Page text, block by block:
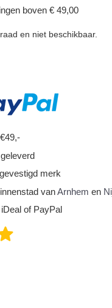
boven € 49,00
en niet beschikbaar.
merk
vanArnhem en
of PayPal